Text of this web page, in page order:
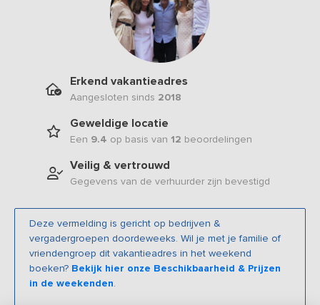
Erkend vakantieadres
Aangesloten sinds 2018
Geweldige locatie
Een 9.4 op basis van 12 beoordelingen
Veilig & vertrouwd
Gegevens van de verhuurder zijn bevestigd
Deze vermelding is gericht op bedrijven &
vergadergroepen doordeweeks. Wil je met je familie of
vriendengroep dit vakantieadres in het weekend
boeken? Bekijk hier onze Beschikbaarheid & Prijzen
in de weekenden.